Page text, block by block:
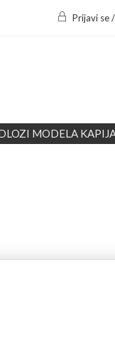
Prijavi se
MODELA